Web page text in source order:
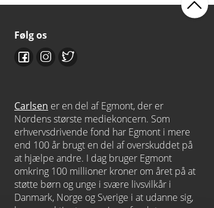
Følg os
Carlsen er en del af Egmont, der er
Nordens største mediekoncern. Som
erhvervsdrivende fond har Egmont i mere
end 100 år brugt en del af overskuddet på
at hjælpe andre. I dag bruger Egmont
omkring 100 millioner kroner om året på at
støtte børn og unge i svære livsvilkår i
Danmark, Norge og Sverige i at udanne sig,